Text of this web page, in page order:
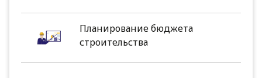
Планирование бюджета
строительства